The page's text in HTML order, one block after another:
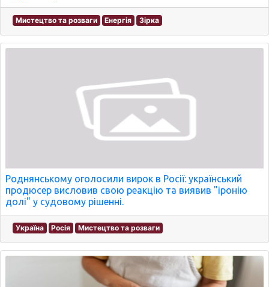
Мистецтво та розваги Енергія Зірка
Роднянському оголосили вирок в Росії: український
продюсер висловив свою реакцію та виявив "іронію
долі" у судовому рішенні.
Україна Росія Мистецтво та розваги